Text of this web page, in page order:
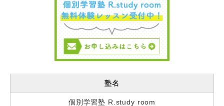
塾名
個別学習塾 R.study room